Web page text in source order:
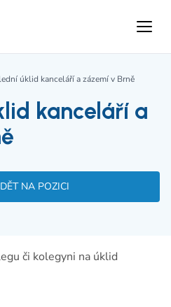
úklid kanceláří a zázemí v Brně
kanceláří a
NA POZICI
či kolegyni na úklid